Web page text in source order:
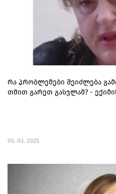
რა პრობლემები შეიძლება
თმით გარეთ გასვლამ? -
05. 03. 2025